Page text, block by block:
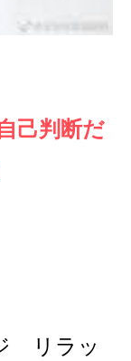
己判断だ
リラッ